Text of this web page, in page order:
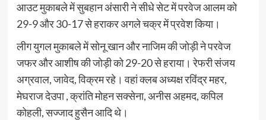
आउट मुकाबले में सुबहान अंसारी ने सीधे सेट में परवेज आलम को
29-9 और 30-17 से हराकर अगले चक्र में प्रवेश किया।
लीग युगल मुकाबले में सोनू खान और नाजिम की जोड़ी ने परवेज
जफर और आशीष की जोड़ी को 29-20 से हराया। रेफरी संजय
अग्रवाल, जावेद, विक्रम रहे। वहां क्लब अध्यक्ष रविंद्र महर,
मेघराज देउपा , क्रांति मोहन सक्सेना, अनीस अहमद, कपिल
कोहली, सज्जाद हुसैन आदि थे।